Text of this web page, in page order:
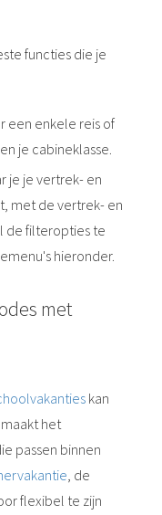
functies die je
een enkele reis of
je cabineklasse.
je je vertrek- en
met de vertrek- en
de filteropties te
hieronder.
met
kan
het
passen binnen
, de
flexibel te zijn